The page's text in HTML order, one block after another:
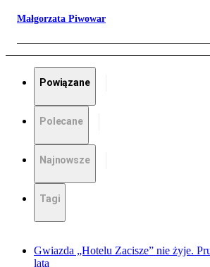
Małgorzata Piwowar
Powiązane
Polecane
Najnowsze
Tagi
Gwiazda „Hotelu Zacisze” nie żyje.
lata